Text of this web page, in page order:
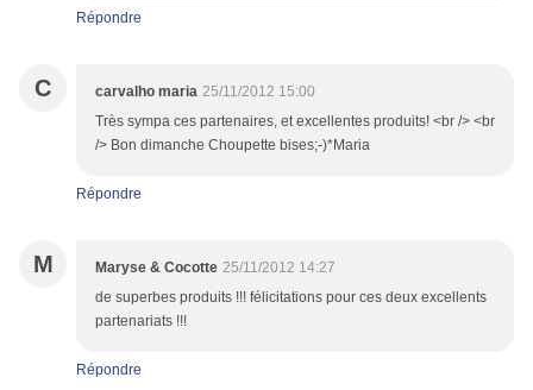
Répondre
C carvalho maria 25/11/2012 15:00
Très sympa ces partenaires, et excellentes produits! <br /> <br
/> Bon dimanche Choupette bises;-)*Maria
Répondre
M Maryse & Cocotte 25/11/2012 14:27
de superbes produits !!! félicitations pour ces deux excellents
partenariats !!!
Répondre